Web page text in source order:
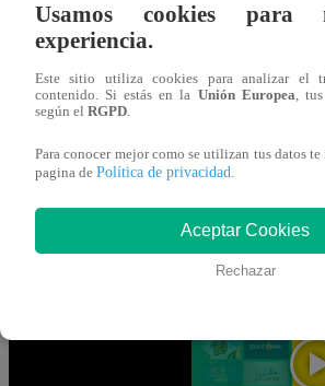
continuación, te presentamos la
para participar. Recuerda que solo
Gracias por participar en la
Mira AQUÍ el nuevo
VIVO vía señal de Latina
Usamos cookies para
experiencia.
Este sitio utiliza cookies para analizar el
contenido. Si estás en la Unión Europea,
según el RGPD.
Para conocer mejor como se utilizan tus datos
pagina de Política de privacidad.
Aceptar Cookies
Rechazar